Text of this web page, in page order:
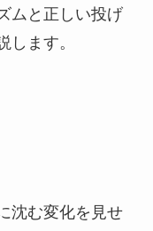
ムと正しい投げ
します。
沈む変化を見せ